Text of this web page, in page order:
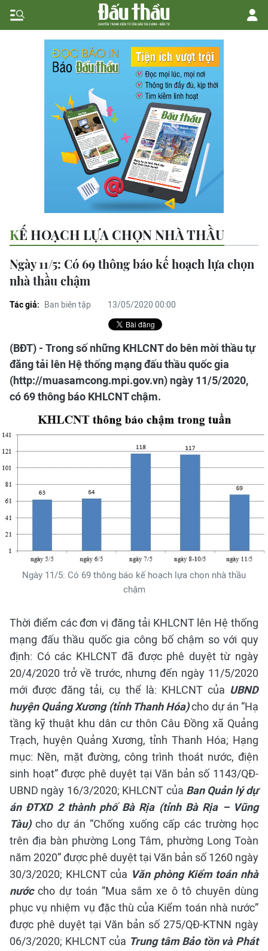
KẾ HOẠCH LỰA CHỌN NHÀ THẦU
Ngày 11/5: Có 69 thông báo kế hoạch lựa chọn
nhà thầu chậm
Tác giả: Ban biên tập 13/05/2020 00:00
(BĐT) - Trong số những KHLCNT do bên mời thầu tự
đăng tải lên Hệ thống mạng đấu thầu quốc gia
(http://muasamcong.mpi.gov.vn) ngày 11/5/2020,
có 69 thông báo KHLCNT chậm.
Ngày 11/5: Có 69 thông báo kế hoạch lựa chọn nhà thầu
chậm
Thời điểm các đơn vị đăng tải KHLCNT lên Hệ thống
mạng đấu thầu quốc gia công bố chậm so với quy
định: Có các KHLCNT đã được phê duyệt từ ngày
20/4/2020 trở về trước, nhưng đến ngày 11/5/2020
mới được đăng tải, cụ thể là: KHLCNT của UBND
huyện Quảng Xương (tỉnh Thanh Hóa)cho dự án “Hạ
tầng kỹ thuật khu dân cư thôn Câu Đồng xã Quảng
Trạch, huyện Quảng Xương, tỉnh Thanh Hóa; Hạng
mục: Nền, mặt đường, công trình thoát nước, điện
sinh hoạt” được phê duyệt tại Văn bản số 1143/QĐ-
UBND ngày 16/3/2020; KHLCNT của Ban Quản lý dự
án ĐTXD 2 thành phố Bà Rịa (tỉnh Bà Rịa – Vũng
Tàu)cho dự án “Chống xuống cấp các trường học
trên địa bàn phường Long Tâm, phường Long Toàn
năm 2020” được phê duyệt tại Văn bản số 1260 ngày
30/3/2020; KHLCNT của Văn phòng Kiểm toán nhà
nướccho dự toán “Mua sắm xe ô tô chuyên dùng
phục vụ nhiệm vụ đặc thù của Kiểm toán nhà nước”
được phê duyệt tại Văn bản số 275/QĐ-KTNN ngày
06/3/2020; KHLCNT của Trung tâm Bảo tồn và Phát